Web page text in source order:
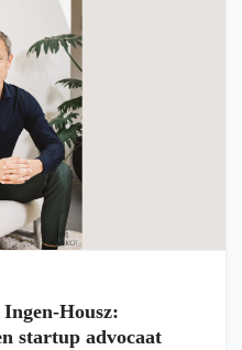
Housz:
startup advocaat